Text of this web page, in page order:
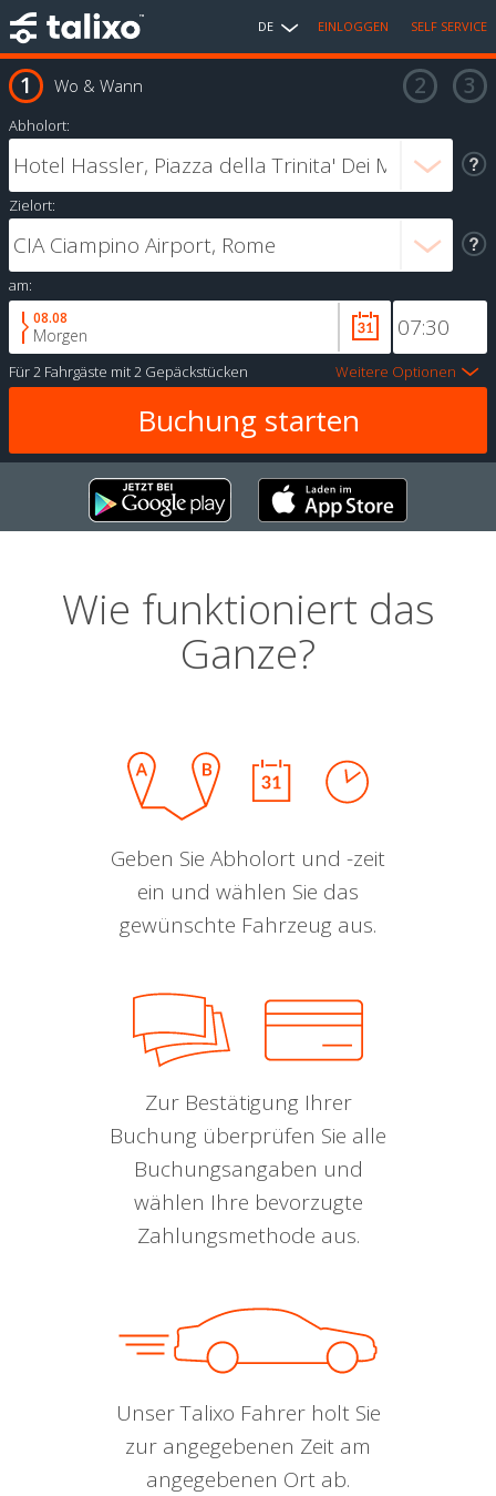
DE EINLOGGEN SELF SERVICE
Wo & Wann
Abholort:
Zielort:
am:
08.08
Morgen
Für2 Fahrgäste mit2 Gepäckstücken Weitere Optionen
Wie funktioniert das
Ganze?
Geben Sie Abholort und -zeit
ein und wählen Sie das
gewünschte Fahrzeug aus.
Zur Bestätigung Ihrer
Buchung überprüfen Sie alle
Buchungsangaben und
wählen Ihre bevorzugte
Zahlungsmethode aus.
Unser Talixo Fahrer holt Sie
zur angegebenen Zeit am
angegebenen Ort ab.